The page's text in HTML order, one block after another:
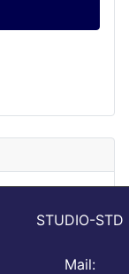
STUDIO-STD
Mail: